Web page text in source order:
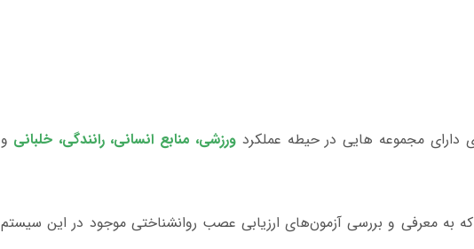
دارای مجموعه ­هایی در حیطه عملکرد ورزشی، منابع انسانی، رانندگی، خلبانی و
به معرفی و بررسی آزمون‌های ارزیابی عصب روانشناختی موجود در این سیستم